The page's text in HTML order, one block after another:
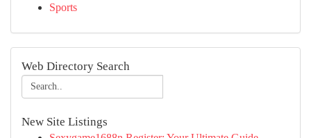
Sports
Web Directory Search
New Site Listings